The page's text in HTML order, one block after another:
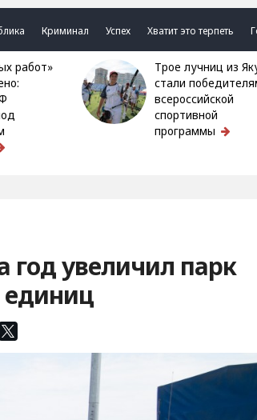
Криминал Успех Хватит это терпеть
Трое лучниц из Якутии
стали
всероссийской
спортивной
программы
год увеличил парк
единиц